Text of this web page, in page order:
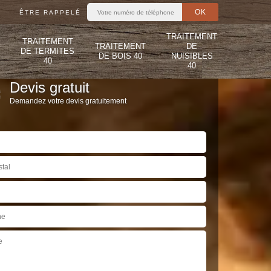
ÊTRE RAPPELÉ
TRAITEMENT
DE TERMITES
40
TRAITEMENT
DE BOIS 40
TRAITEMENT
DE
NUISIBLES
40
Devis gratuit
Demandez votre devis gratuitement